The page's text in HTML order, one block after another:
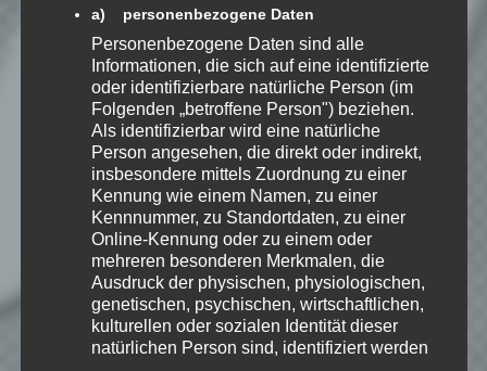
Benachrichtige mich über neue
Beiträge via E-Mail.
Speedy
Ich spiele leidenschaftlich
gerne Strategie, Aufbau und
Puzzle-Spiele. Als Gründer
von Kellerkind.org biete ich
Berichte zu meinen Spiele-Favoriten und
Tutorials zu Themen rund um Web-
Entwicklung.
a) personenbezogene Daten
Personenbezogene Daten sind alle
Informationen, die sich auf eine identifizierte
oder identifizierbare natürliche Person (im
Folgenden „betroffene Person") beziehen.
Als identifizierbar wird eine natürliche
Person angesehen, die direkt oder indirekt,
insbesondere mittels Zuordnung zu einer
Kennung wie einem Namen, zu einer
Kennnummer, zu Standortdaten, zu einer
Online-Kennung oder zu einem oder
mehreren besonderen Merkmalen, die
Ausdruck der physischen, physiologischen,
genetischen, psychischen, wirtschaftlichen,
kulturellen oder sozialen Identität dieser
natürlichen Person sind, identifiziert werden